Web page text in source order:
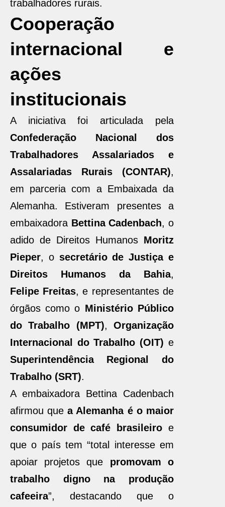
trabalhadores rurais.
Cooperação
internacional e
ações
institucionais
A iniciativa foi articulada pela
Confederação Nacional dos
Trabalhadores Assalariados e
Assalariadas Rurais (CONTAR),
em parceria com a Embaixada da
Alemanha. Estiveram presentes a
embaixadora Bettina Cadenbach, o
adido de Direitos Humanos Moritz
Pieper, o secretário de Justiça e
Direitos Humanos da Bahia,
Felipe Freitas, e representantes de
órgãos como o Ministério Público
do Trabalho (MPT), Organização
Internacional do Trabalho (OIT) e
Superintendência Regional do
Trabalho (SRT).
A embaixadora Bettina Cadenbach
afirmou quea Alemanha é o maior
consumidor de café brasileiro e
que o país tem “total interesse em
apoiar projetos que promovam o
trabalho digno na produção
cafeeira”, destacando que o